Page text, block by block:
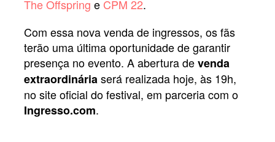
The Offspring e CPM 22.
Com essa nova venda de ingressos, os fãs
terão uma última oportunidade de garantir
presença no evento. A abertura devenda
extraordináriaserá realizada hoje, às 19h,
no site oficial do festival, em parceria com o
Ingresso.com.